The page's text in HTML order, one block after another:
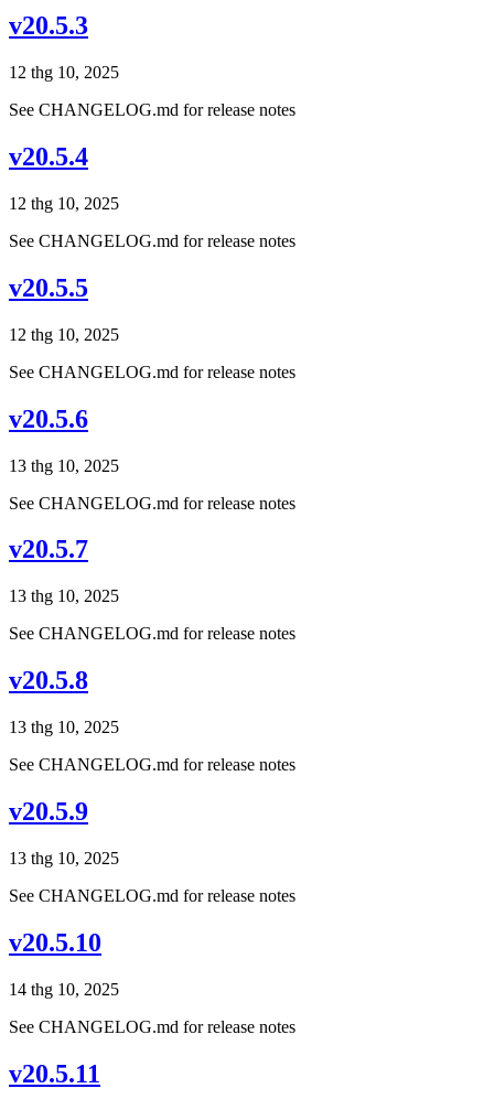
v20.5.3
12 thg 10, 2025
See CHANGELOG.md for release notes
v20.5.4
12 thg 10, 2025
See CHANGELOG.md for release notes
v20.5.5
12 thg 10, 2025
See CHANGELOG.md for release notes
v20.5.6
13 thg 10, 2025
See CHANGELOG.md for release notes
v20.5.7
13 thg 10, 2025
See CHANGELOG.md for release notes
v20.5.8
13 thg 10, 2025
See CHANGELOG.md for release notes
v20.5.9
13 thg 10, 2025
See CHANGELOG.md for release notes
v20.5.10
14 thg 10, 2025
See CHANGELOG.md for release notes
v20.5.11